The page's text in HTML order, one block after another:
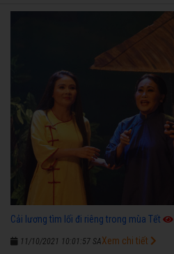
Cải lương tìm lối đi riêng trong mùa Tết
11/10/2021 10:01:57 SAXem chi tiết